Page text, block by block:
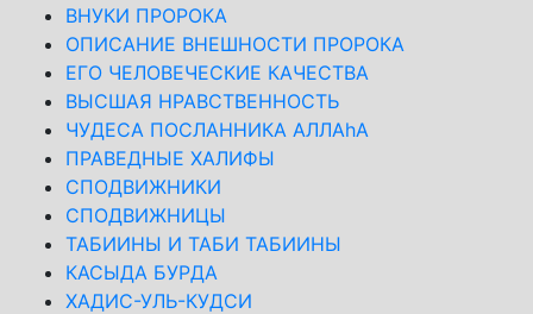
ВНУКИ ПРОРОКА
ОПИСАНИЕ ВНЕШНОСТИ ПРОРОКА
ЕГО ЧЕЛОВЕЧЕСКИЕ КАЧЕСТВА
ВЫСШАЯ НРАВСТВЕННОСТЬ
ЧУДЕСА ПОСЛАННИКА АЛЛАhА
ПРАВЕДНЫЕ ХАЛИФЫ
СПОДВИЖНИКИ
СПОДВИЖНИЦЫ
ТАБИИНЫ И ТАБИ ТАБИИНЫ
КАСЫДА БУРДА
ХАДИС-УЛЬ-КУДСИ